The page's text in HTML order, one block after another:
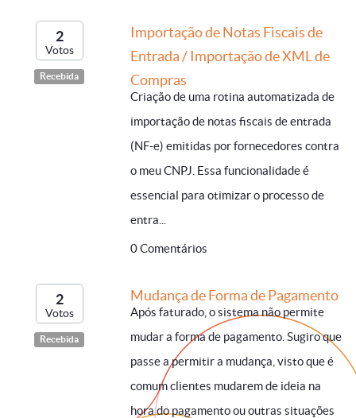
2
Votos
Recebida
Importação de Notas Fiscais de
Entrada / Importação de XML de
Compras
Criação de uma rotina automatizada de
importação de notas fiscais de entrada
(NF-e) emitidas por fornecedores contra
o meu CNPJ. Essa funcionalidade é
essencial para otimizar o processo de
entra...
0 Comentários
2
Votos
Recebida
Mudança de Forma de Pagamento
Após faturado, o sistema não permite
mudar a forma de pagamento. Sugiro que
passe a permitir a mudança, visto que é
comum clientes mudarem de ideia na
hora do pagamento ou outras situações